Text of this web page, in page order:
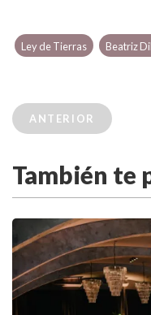
Ley de Tierras Beatriz
ANTERIOR
También te